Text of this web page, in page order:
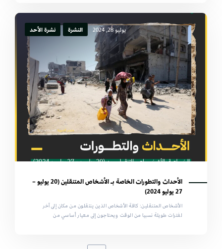
يوليو 28, 2024 النشرة نشرة الأحد
الأحداث والتطورات الخاصة بـ الأشخاص المتنقلين (20 يوليو –
27 يوليو 2024)
الأشخاص المتنقلين: كافة الأشخاص الذين ينتقلون من مكان إلى آخر
لفترات طويلة نسبيا من الوقت ويحتاجون إلى معيار أساسي من